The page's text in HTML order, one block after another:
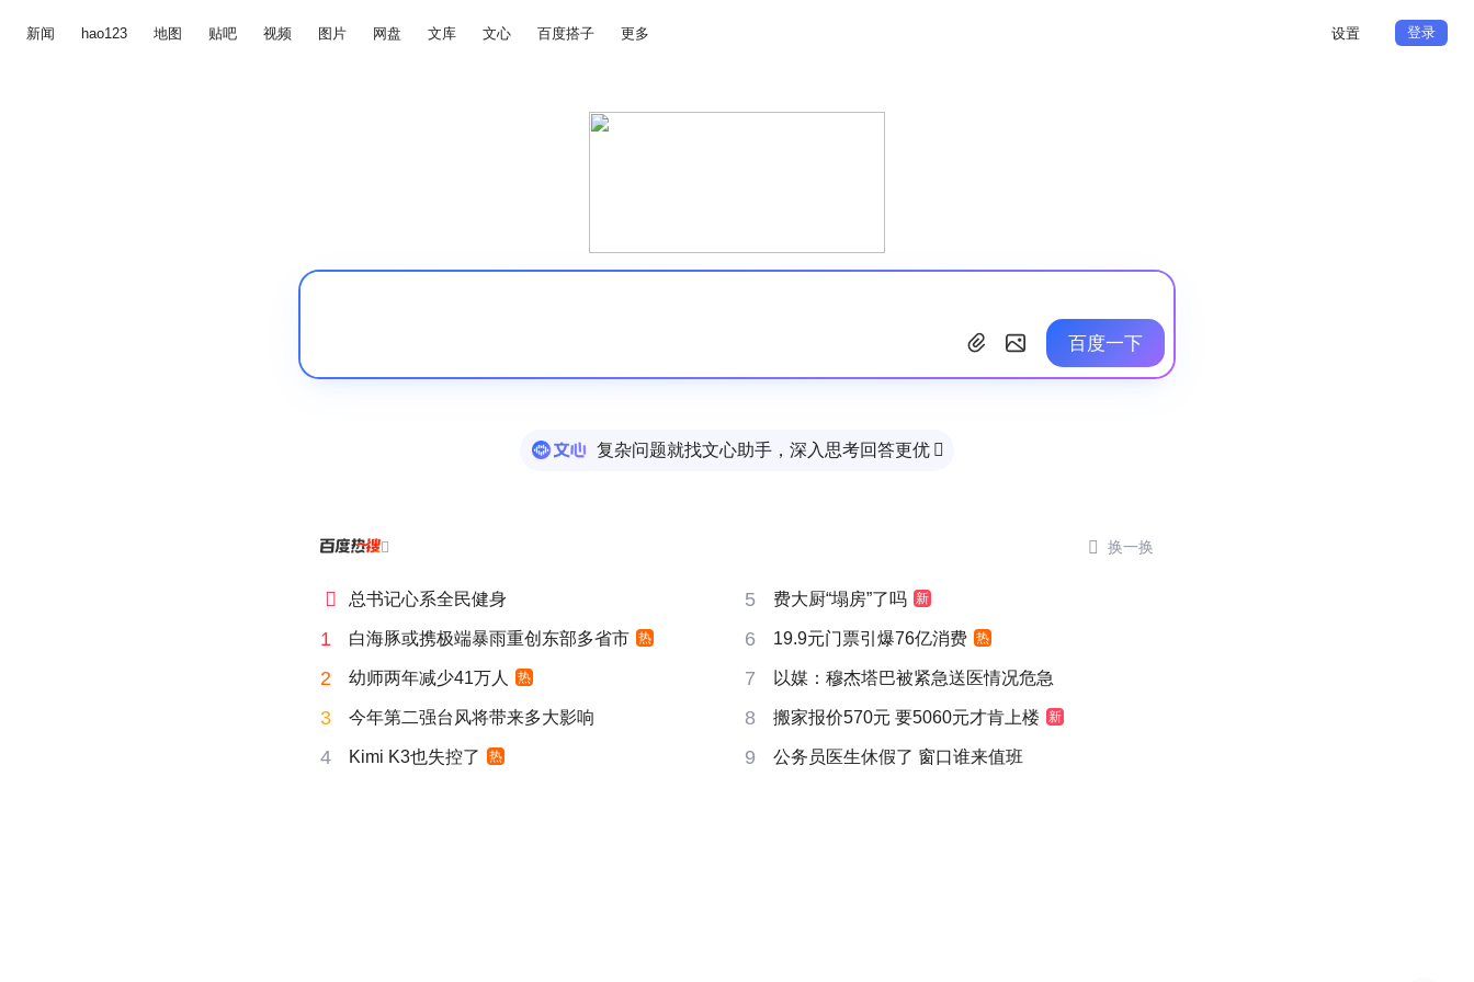
新闻 hao123 地图 贴吧 视频 图片 网盘 文库 文心 百度搭子 更多 设置 登录
百度一下
复杂问题就找文心助手，深入思考回答更优 
  换一换
 总书记心系全民健身 5 费大厨“塌房”了吗 新
1 白海豚或携极端暴雨重创东部多省市 热 6 19.9元门票引爆76亿消费 热
2 幼师两年减少41万人 热 7 以媒：穆杰塔巴被紧急送医情况危急
3 今年第二强台风将带来多大影响 8 搬家报价570元 要5060元才肯上楼 新
4 Kimi K3也失控了 热 9 公务员医生休假了 窗口谁来值班